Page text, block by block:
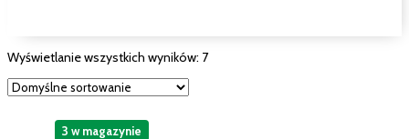
Wyświetlanie wszystkich wyników: 7
3 w magazynie